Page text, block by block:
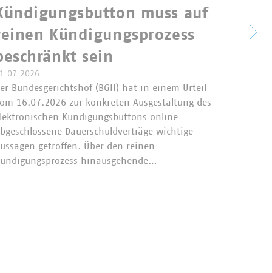
muss auf
Kündigungsprozess
sein
Bundesgerichtshof (BGH) hat in einem Urteil
16.07.2026 zur konkreten Ausgestaltung des
Kündigungsbuttons online
Dauerschuldverträge wichtige
getroffen. Über den reinen
hinausgehende…